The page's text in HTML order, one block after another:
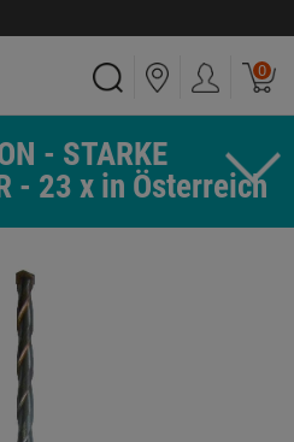
0
- STARKE
- 23 x in Österreich